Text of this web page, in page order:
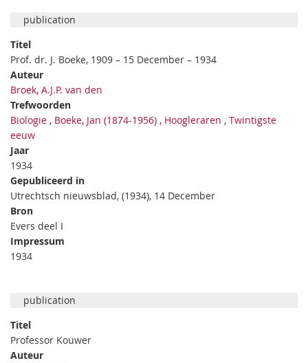
publication
Titel
Prof. dr. J. Boeke, 1909 – 15 December – 1934
Auteur
Broek, A.J.P. van den
Trefwoorden
Biologie , Boeke, Jan (1874-1956) , Hoogleraren , Twintigste
eeuw
Jaar
1934
Gepubliceerd in
Utrechtsch nieuwsblad, (1934), 14 December
Bron
Evers deel I
Impressum
1934
publication
Titel
Professor Kouwer
Auteur